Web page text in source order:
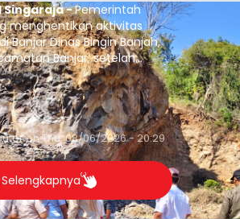
Singaraja -Pemerintah
menghentikan aktivitas
Banjar Dinas Bingin Banjah,
Banjar, setelah
pengambilan
dengan peruntukan
onThu, 08/06/2026 - 20:29